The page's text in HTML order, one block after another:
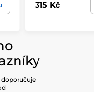
315 Kč
doporučuje